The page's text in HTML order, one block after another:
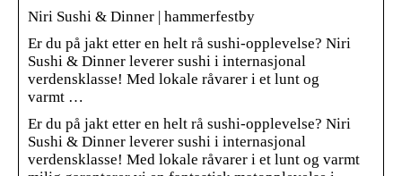
Niri Sushi & Dinner | hammerfestby
Er du på jakt etter en helt rå sushi-opplevelse? Niri
Sushi & Dinner leverer sushi i internasjonal
verdensklasse! Med lokale råvarer i et lunt og
varmt …
Er du på jakt etter en helt rå sushi-opplevelse? Niri
Sushi & Dinner leverer sushi i internasjonal
verdensklasse! Med lokale råvarer i et lunt og varmt